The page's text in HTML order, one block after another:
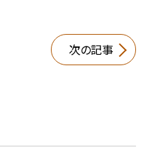
次の記事